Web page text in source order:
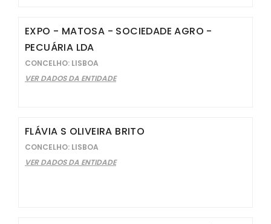
EXPO - MATOSA - SOCIEDADE AGRO -
PECUÁRIA LDA
CONCELHO: LISBOA
VER DADOS DA ENTIDADE
FLÁVIA S OLIVEIRA BRITO
CONCELHO: LISBOA
VER DADOS DA ENTIDADE